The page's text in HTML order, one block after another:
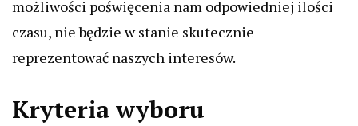
możliwości poświęcenia nam odpowiedniej ilości
czasu, nie będzie w stanie skutecznie
reprezentować naszych interesów.
Kryteria wyboru